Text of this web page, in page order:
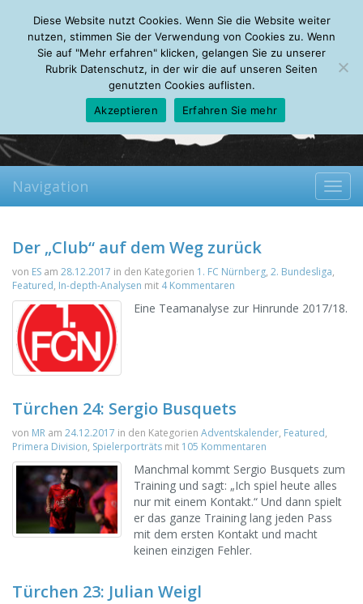
Friday, 07.08.2026
Mein Account
About Autoren Leseempfehlungen FAQ
Navigation
Der „Club“ auf dem Weg zurück
von ES am 28.12.2017 in den Kategorien 1. FC Nürnberg, 2. Bundesliga,
Featured, In-depth-Analysen mit 4 Kommentaren
Eine Teamanalyse zur Hinrunde 2017/18.
Türchen 24: Sergio Busquets
von MR am 24.12.2017 in den Kategorien Adventskalender, Featured,
Primera Division, Spielerporträts mit 105 Kommentaren
Manchmal kommt Sergio Busquets zum
Training und sagt: „Ich spiel heute alles
nur mit einem Kontakt.“ Und dann spielt
er das ganze Training lang jeden Pass
mit dem ersten Kontakt und macht
keinen einzigen Fehler.
Türchen 23: Julian Weigl
Diese Website nutzt Cookies. Wenn Sie die Website weiter
nutzen, stimmen Sie der Verwendung von Cookies zu. Wenn
Sie auf "Mehr erfahren" klicken, gelangen Sie zu unserer
Rubrik Datenschutz, in der wir die auf unseren Seiten
genutzten Cookies auflisten.
Akzeptieren
Erfahren Sie mehr